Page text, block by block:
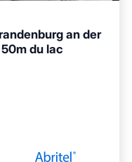
an der
du lac